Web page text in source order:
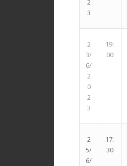
2
3
2
3/
6/
2
0
2
3
19:
00
2
5/
6/
17:
30